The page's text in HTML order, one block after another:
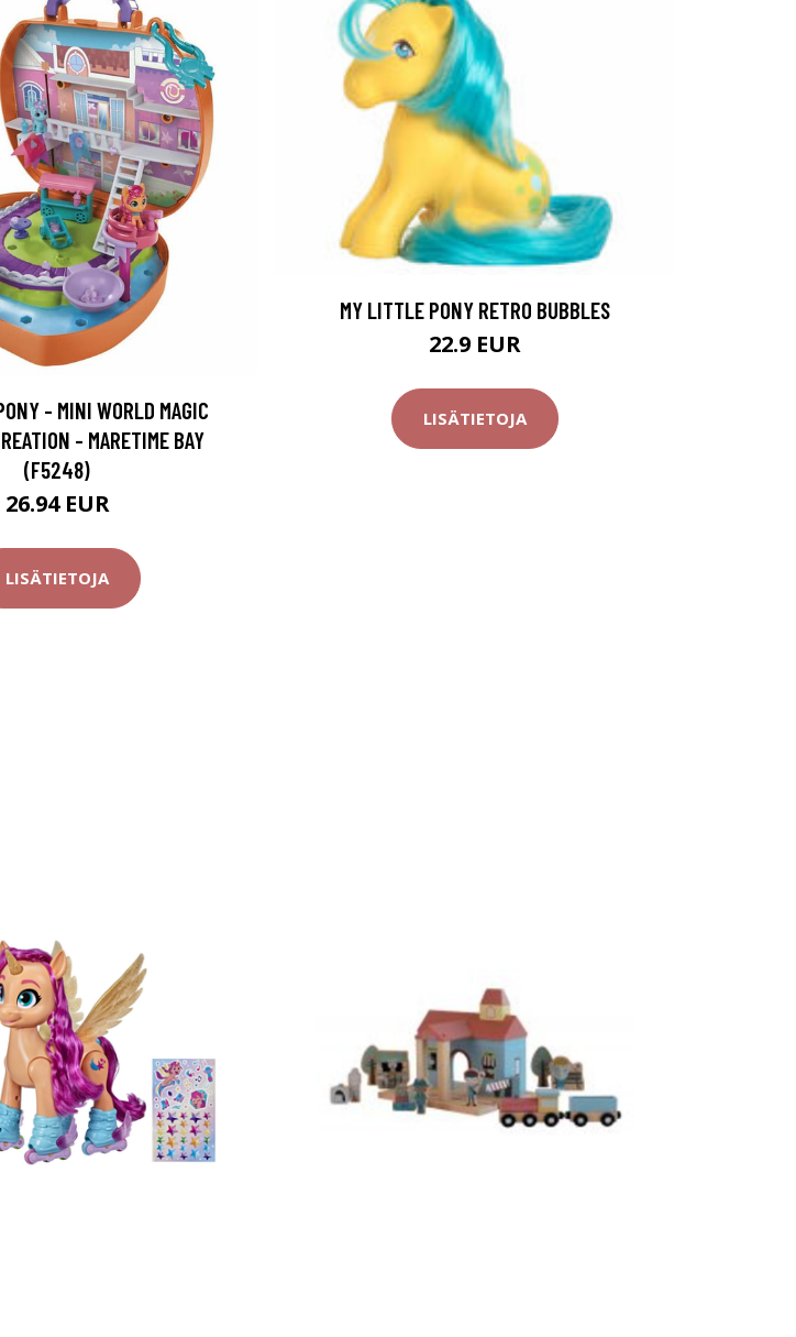
- MINI WORLD MAGIC
- MARETIME BAY
(F5248)
26.94 EUR
LISÄTIETOJA
MY LITTLE PONY RETRO BUBBLES
22.9 EUR
LISÄTIETOJA